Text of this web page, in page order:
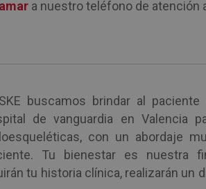
a nuestro teléfono de atención
buscamos brindar al
de vanguardia en Valencia
con un abordaje
Tu bienestar es nuestra
tu historia clínica, realizarán un